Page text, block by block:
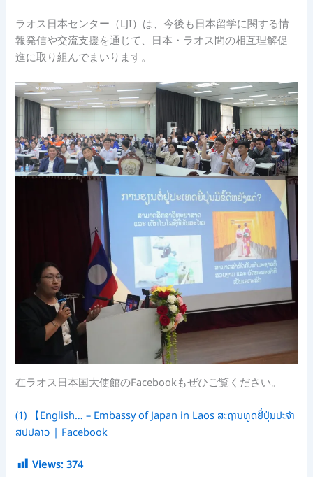
ラオス日本センター（LJI）は、今後も日本留学に関する情
報発信や交流支援を通じて、日本・ラオス間の相互理解促
進に取り組んでまいります。
在ラオス日本国大使館のFacebookもぜひご覧ください。
(1) 【English… – Embassy of Japan in Laos ສະຖານທູດຍີ່ປຸ່ນປະຈໍາ
ສປປລາວ | Facebook
Views: 374